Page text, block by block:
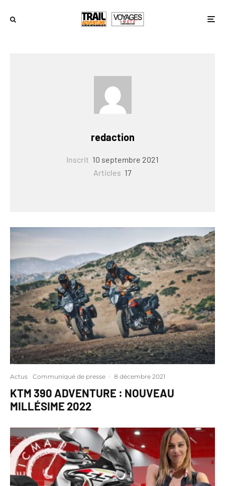
redaction
Inscrit 10 septembre 2021
Articles 17
Actus Communiqué de presse · 8 décembre 2021
KTM 390 ADVENTURE : NOUVEAU
MILLÉSIME 2022